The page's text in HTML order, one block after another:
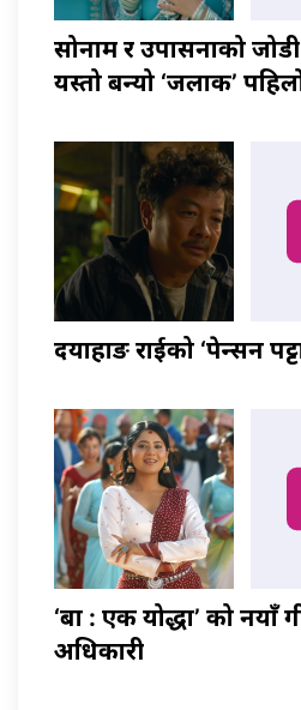
सोनाम र उपासनाको
यस्तो बन्यो ‘जलाकी’
दयाहाङ राईको ‘पेन्सन
‘बा : एक योद्धा’ को नयाँ
अधिकारी